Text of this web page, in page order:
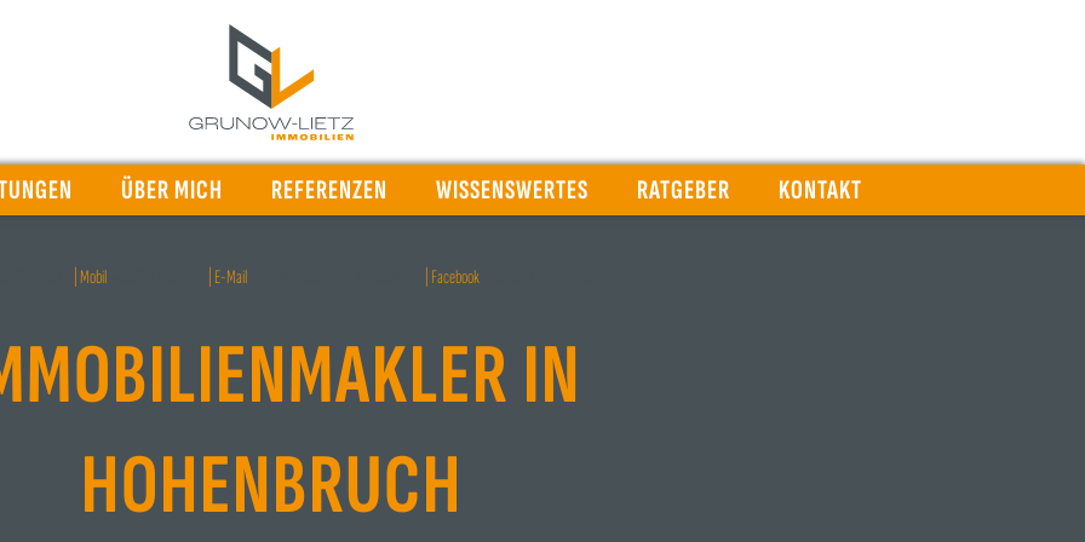
ÜBER MICH REFERENZEN WISSENSWERTES RATGEBER KONTAKT
| Mobil | E-Mail | Facebook
IN
HOHENBRUCH